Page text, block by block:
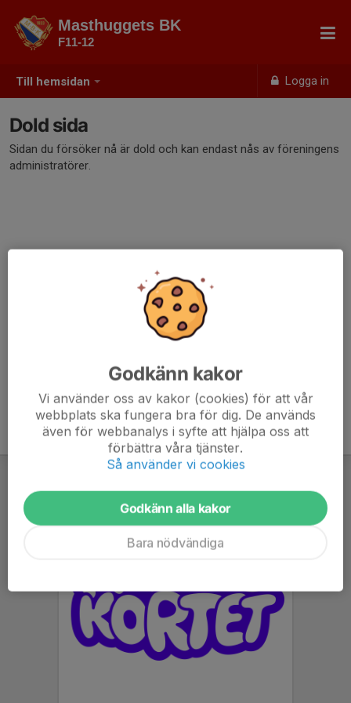
Till hemsidan Logga in
Masthuggets BK
F11-12
Dold sida
Sidan du försöker nå är dold och kan endast nås av föreningens
administratörer.
Godkänn kakor
Vi använder oss av kakor (cookies) för att vår
webbplats ska fungera bra för dig. De används
även för webbanalys i syfte att hjälpa oss att
förbättra våra tjänster.
Så använder vi cookies
Godkänn alla kakor
Bara nödvändiga